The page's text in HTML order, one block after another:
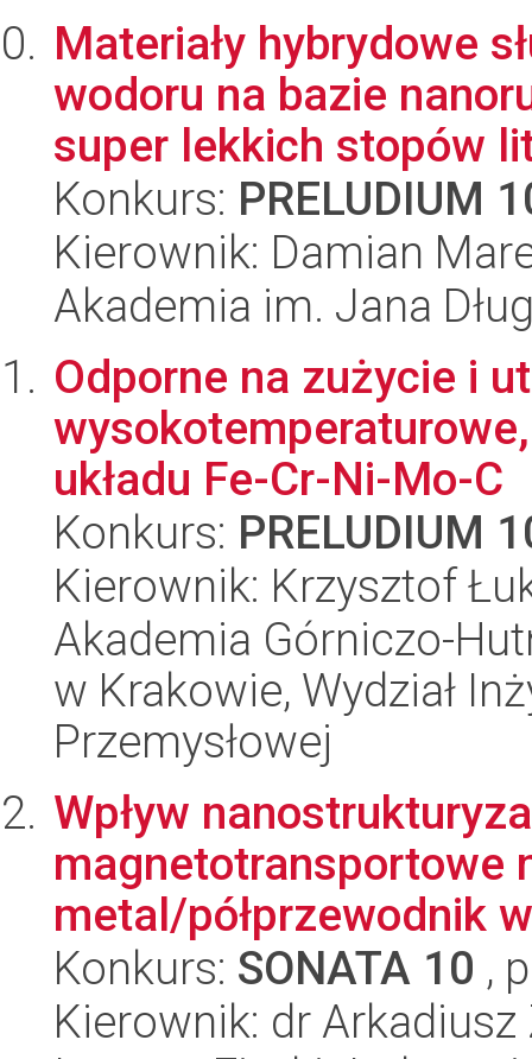
Materiały hybrydowe
wodoru na bazie
super lekkich stopów
Konkurs: PRELUDIUM
Kierownik: Damian
Akademia im. Jana
Odporne na zużycie i
układu Fe-Cr-Ni-Mo-C
Konkurs: PRELUDIUM
Kierownik: Krzysztof
Akademia Górniczo-
w Krakowie, Wydział
Przemysłowej
Wpływ
magnetotransportowe
metal/półprzewodnik
Konkurs: SONATA 10 ,
Kierownik: dr